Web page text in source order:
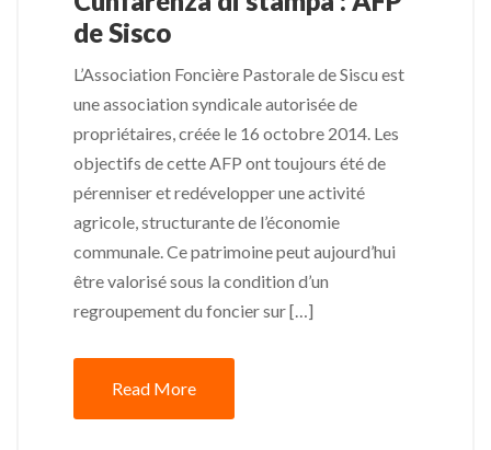
de Sisco
L’Association Foncière Pastorale de Siscu est
une association syndicale autorisée de
propriétaires, créée le 16 octobre 2014. Les
objectifs de cette AFP ont toujours été de
pérenniser et redévelopper une activité
agricole, structurante de l’économie
communale. Ce patrimoine peut aujourd’hui
être valorisé sous la condition d’un
regroupement du foncier sur […]
Read More